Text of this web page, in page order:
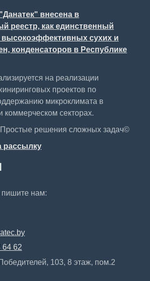
внесена в
реестр, как единственный
высокоэффективных сухих и
конденсаторов в Республике
на реализации
проектов по
микроклимата в
секторах.
решения сложных задач©
рассылку
пишите нам:
64 62
103, 8 этаж, пом.2